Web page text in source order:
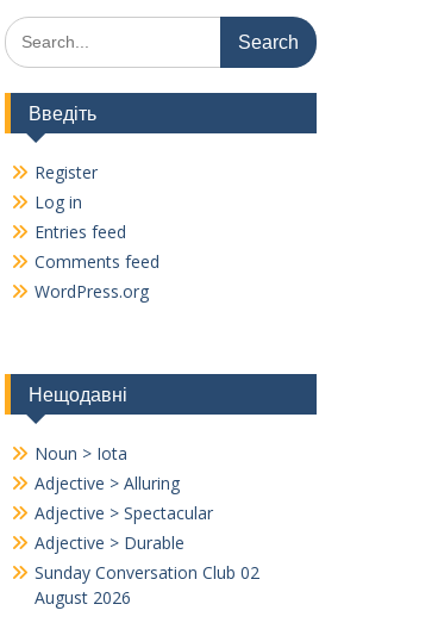
Search
for:
Введіть
Register
Log in
Entries feed
Comments feed
WordPress.org
Нещодавні
Noun > Iota
Adjective > Alluring
Adjective > Spectacular
Adjective > Durable
Sunday Conversation Club 02
August 2026